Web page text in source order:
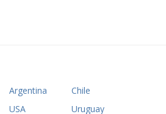
Argentina
Chile
USA Uruguay